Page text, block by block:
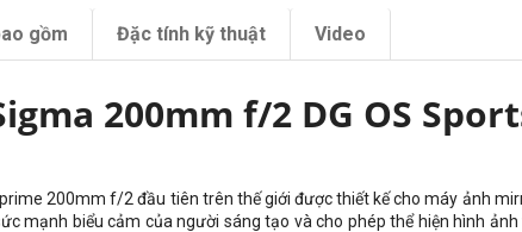
gồm Đặc tính kỹ thuật Video
200mm f/2 DG OS
200mm f/2 đầu tiên trên thế giới được thiết kế cho máy ảnh
mạnh biểu cảm của người sáng tạo và cho phép thể hiện hình